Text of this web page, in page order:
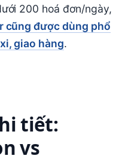
200 hoá đơn/ngày,
cũng được dùng phổ
giao hàng.
tiết:
vs